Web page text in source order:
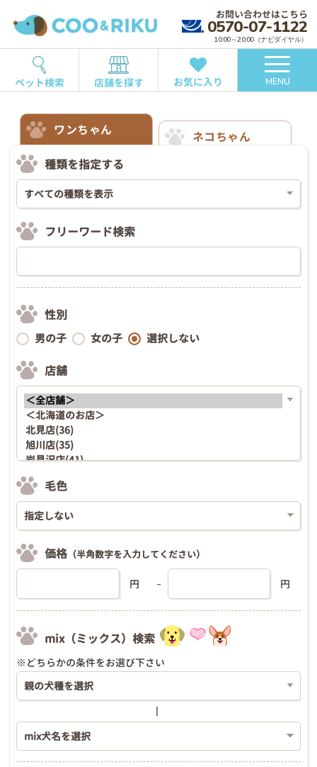
お問い合わせはこちら
0570-07-1122
10:00～20:00（ナビダイヤル）
ペット検索 店舗を探す お気に入り MENU
ワンちゃん
ネコちゃん
種類を指定する
フリーワード検索
性別
男の子 女の子 選択しない
店舗
毛色
価格 （半角数字を入力してください）
円 円
mix（ミックス）検索
※どちらかの条件をお選び下さい